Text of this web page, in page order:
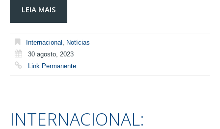
LEIA MAIS
Internacional
Notícias
30 agosto, 2023
Link Permanente
INTERNACIONAL: